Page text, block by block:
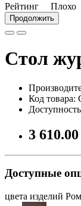
Рейтинг Плохо
Продолжить
Стол
Код товара:
3
Доступные
цвета изделий